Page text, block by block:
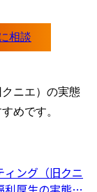
ニエ）の実態
めです。
ング（旧クニ